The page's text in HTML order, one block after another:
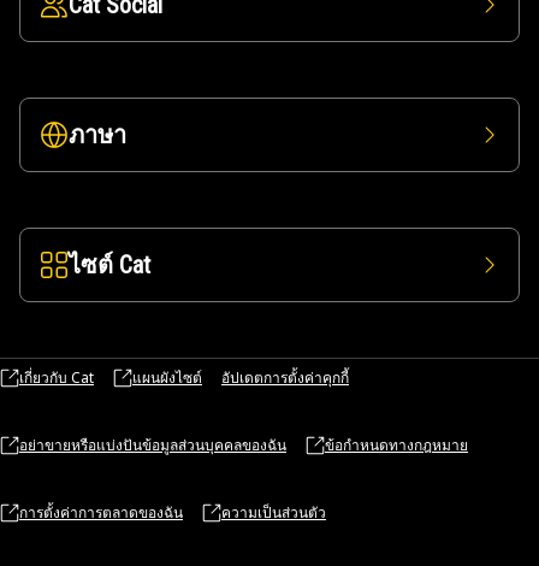
ภาษา
ไซต์ Cat
เกี่ยวกับ Cat แผนผังไซต์ อัปเดตการตั้งค่าคุกกี้
อย่าขายหรือแบ่งปันข้อมูลส่วนบุคคลของฉัน ข้อกำหนดทางกฎหมาย
การตั้งค่าการตลาดของฉัน ความเป็นส่วนตัว